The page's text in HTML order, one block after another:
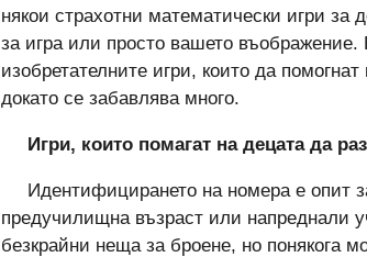
някои страхотни математически игри за
за игра или просто вашето
изобретателните игри, които да
докато се забавлява много.
Игри, които помагат на децата да
Идентифицирането на номера е опит
предучилищна възраст или напреднали
безкрайни неща за броене, но понякога